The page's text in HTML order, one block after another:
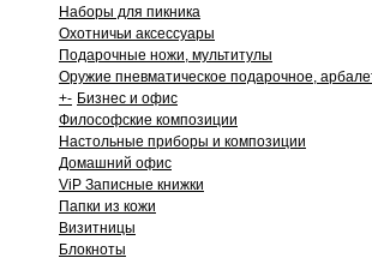
Наборы для пикника
Охотничьи аксессуары
Подарочные ножи, мультитулы
Оружие пневматическое подарочное,
+- Бизнес и офис
Философские композиции
Настольные приборы и композиции
Домашний офис
ViP Записные книжки
Папки из кожи
Визитницы
Блокноты